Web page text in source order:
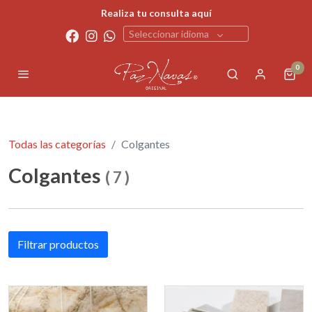
Realiza tu consulta aquí
Seleccionar idioma
0
Todas las categorías Colgantes
Colgantes (7)
Filtrar productos